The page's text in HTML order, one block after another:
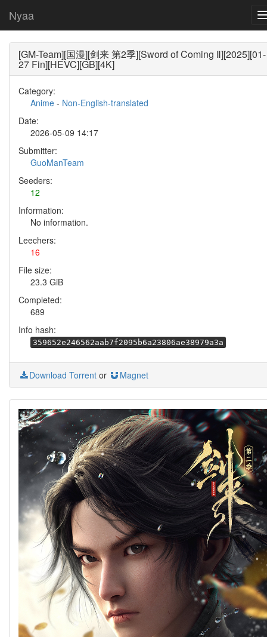
Nyaa
[GM-Team][国漫][剑来 第2季][Sword of Coming Ⅱ][2025][01-
27 Fin][HEVC][GB][4K]
Category:
Anime - Non-English-translated
Date:
2026-05-09 14:17
Submitter:
GuoManTeam
Seeders:
12
Information:
No information.
Leechers:
16
File size:
23.3 GiB
Completed:
689
Info hash:
359652e246562aab7f2095b6a23806ae38979a3a
Download Torrent or Magnet